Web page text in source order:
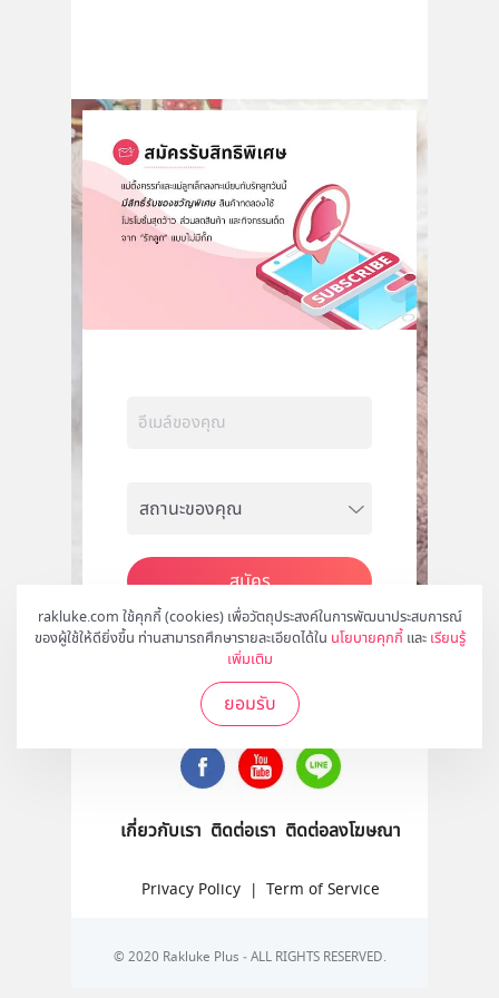
rakluke.com ใช้คุกกี้ (cookies) เพื่อวัตถุประสงค์ในการพัฒนาประสบการณ์
ของผู้ใช้ให้ดียิ่งขึ้น ท่านสามารถศึกษารายละเอียดได้ใน นโยบายคุกกี้ และ เรียนรู้
เพิ่มเติม
ยอมรับ
สมัคร
ติดตามเราได้ที่
เกี่ยวกับเรา ติดต่อเรา ติดต่อลงโฆษณา
Privacy Policy | Term of Service
© 2020 Rakluke Plus - ALL RIGHTS RESERVED.